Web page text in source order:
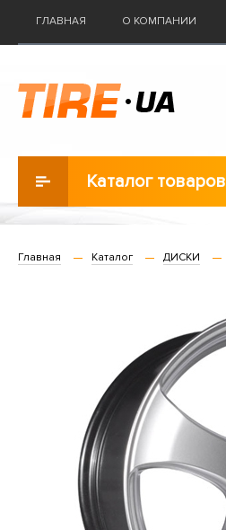
ГЛАВНАЯ О КОМПАНИИ
Каталог товаров
Главная Каталог ДИСКИ